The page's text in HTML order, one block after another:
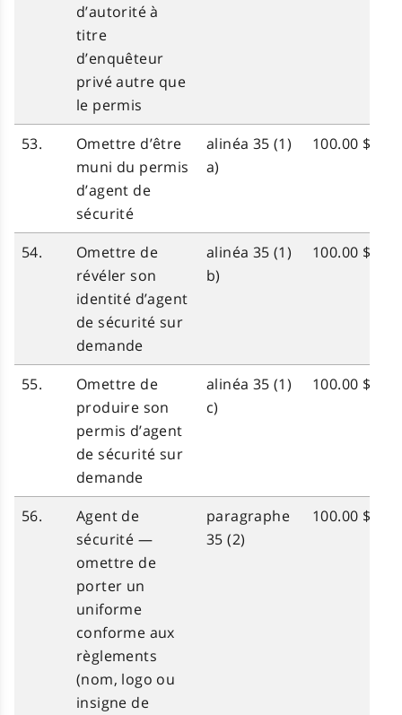
d’autorité à
titre
d’enquêteur
privé autre que
le permis
53.
Omettre d’être
muni du permis
d’agent de
sécurité
alinéa 35 (1)
a)
100.00 $
54.
Omettre de
révéler son
identité d’agent
de sécurité sur
demande
alinéa 35 (1)
b)
100.00 $
55.
Omettre de
produire son
permis d’agent
de sécurité sur
demande
alinéa 35 (1)
c)
100.00 $
56.
Agent de
sécurité —
omettre de
porter un
uniforme
conforme aux
règlements
(nom, logo ou
insigne de
paragraphe
35 (2)
100.00 $